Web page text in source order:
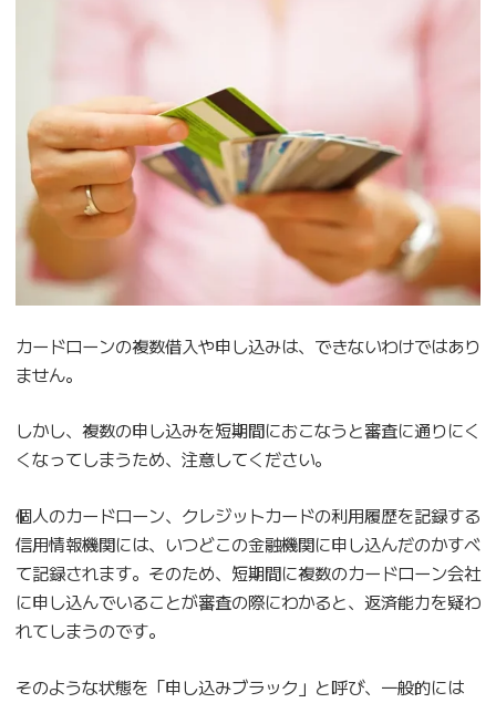
カードローンの複数借入や申し込みは、できないわけではあり
ません。
しかし、複数の申し込みを短期間におこなうと審査に通りにく
くなってしまうため、注意してください。
個人のカードローン、クレジットカードの利用履歴を記録する
信用情報機関には、いつどこの金融機関に申し込んだのかすべ
て記録されます。そのため、短期間に複数のカードローン会社
に申し込んでいることが審査の際にわかると、返済能力を疑わ
れてしまうのです。
そのような状態を「申し込みブラック」と呼び、一般的には